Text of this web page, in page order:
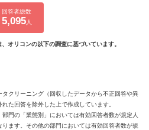
回答者総数
5,095人
オリコンの以下の調査に基づいています。
クリーニング（回収したデータから不正回答や異
た回答を除外した上で作成しています。
門の「業態別」においては有効回答者数が規定人
ます。その他の部門においては有効回答者数が規